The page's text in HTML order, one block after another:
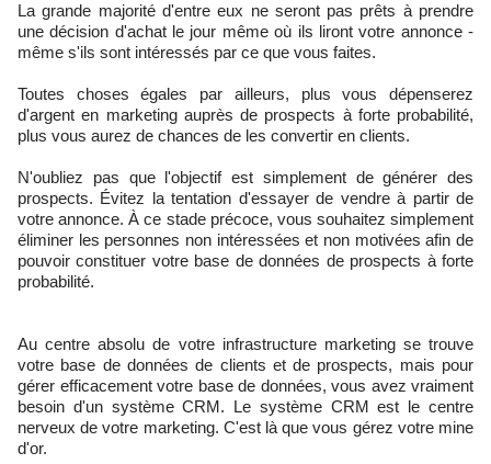
La grande majorité d'entre eux ne seront pas prêts à prendre
une décision d'achat le jour même où ils liront votre annonce -
même s'ils sont intéressés par ce que vous faites.
Toutes choses égales par ailleurs, plus vous dépenserez
d'argent en marketing auprès de prospects à forte probabilité,
plus vous aurez de chances de les convertir en clients.
N'oubliez pas que l'objectif est simplement de générer des
prospects. Évitez la tentation d'essayer de vendre à partir de
votre annonce. À ce stade précoce, vous souhaitez simplement
éliminer les personnes non intéressées et non motivées afin de
pouvoir constituer votre base de données de prospects à forte
probabilité.
Au centre absolu de votre infrastructure marketing se trouve
votre base de données de clients et de prospects, mais pour
gérer efficacement votre base de données, vous avez vraiment
besoin d'un système CRM. Le système CRM est le centre
nerveux de votre marketing. C'est là que vous gérez votre mine
d'or.